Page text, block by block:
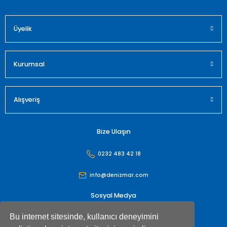
Bu internet sitesinde, kullanıcı deneyimini
Üyelik
Kurumsal
Alışveriş
Bize Ulaşın
0232 483 42 18
info@denizmar.com
Sosyal Medya